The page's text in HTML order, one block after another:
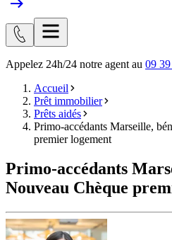
Appelez 24h/24 notre agent au 09
Accueil
Prêt immobilier
Prêts aidés
Primo-accédants Marseille,
premier logement
Primo-accédants
Nouveau Chèque